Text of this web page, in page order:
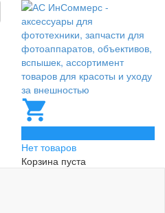
Нет товаров
Корзина пуста